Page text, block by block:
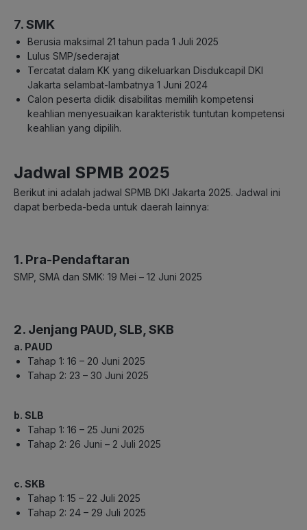
7. SMK
Berusia maksimal 21 tahun pada 1 Juli 2025
Lulus SMP/sederajat
Tercatat dalam KK yang dikeluarkan Disdukcapil DKI
Jakarta selambat-lambatnya 1 Juni 2024
Calon peserta didik disabilitas memilih kompetensi
keahlian menyesuaikan karakteristik tuntutan kompetensi
keahlian yang dipilih.
Jadwal SPMB 2025
Berikut ini adalah jadwal SPMB DKI Jakarta 2025. Jadwal ini
dapat berbeda-beda untuk daerah lainnya:
1. Pra-Pendaftaran
SMP, SMA dan SMK: 19 Mei – 12 Juni 2025
2. Jenjang PAUD, SLB, SKB
a. PAUD
Tahap 1: 16 – 20 Juni 2025
Tahap 2: 23 – 30 Juni 2025
b. SLB
Tahap 1: 16 – 25 Juni 2025
Tahap 2: 26 Juni – 2 Juli 2025
c. SKB
Tahap 1: 15 – 22 Juli 2025
Tahap 2: 24 – 29 Juli 2025